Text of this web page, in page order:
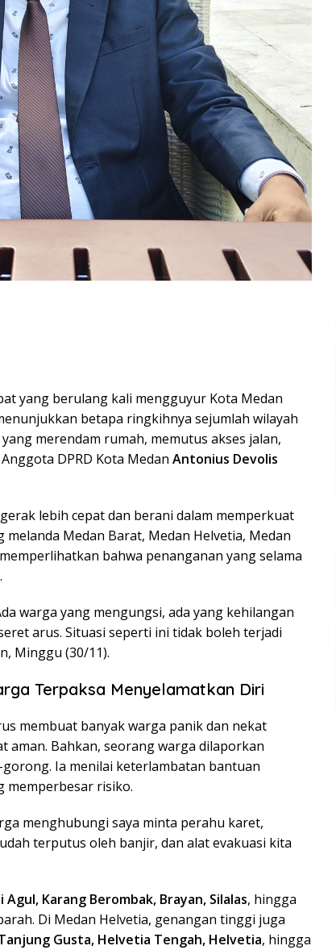
yang berulang kali mengguyur Kota Medan
betapa ringkihnya sejumlah wilayah
merendam rumah, memutus akses jalan,
DPRD Kota Medan Antonius Devolis
lebih cepat dan berani dalam memperkuat
Medan Barat, Medan Helvetia, Medan
bahwa penanganan yang selama
warga yang mengungsi, ada yang kehilangan
arus. Situasi seperti ini tidak boleh terjadi
Minggu (30/11).
Terpaksa Menyelamatkan Diri
membuat banyak warga panik dan nekat
Bahkan, seorang warga dilaporkan
Ia menilai keterlambatan bantuan
memperbesar risiko.
menghubungi saya minta perahu karet,
terputus oleh banjir, dan alat evakuasi kita
Agul, Karang Berombak, Brayan, Silalas, hingga
Di Medan Helvetia, genangan tinggi juga
Gusta, Helvetia Tengah, Helvetia, hingga